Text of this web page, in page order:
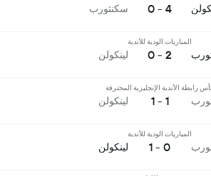
4 - 0 سكنثورب
المباريات الودية للأندية
2 - 0 لينكولن
رابطة الأندية الإنجليزية المحترفة
1 - 1 لينكولن
المباريات الودية للأندية
0 - 1 لينكولن